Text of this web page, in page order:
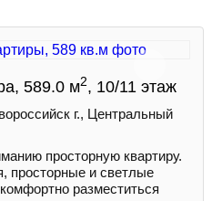
589.0 м2, 10/11 этаж
г., Центральный
просторную квартиру.
просторные и светлые
разместиться